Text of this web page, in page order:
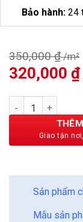
Bảo hành: 24
350,000₫
Giá
gốc
là:
350,000 ₫.
320,000 ₫
Sàn Gỗ Hobi
Sản phẩm
Mẫu sản